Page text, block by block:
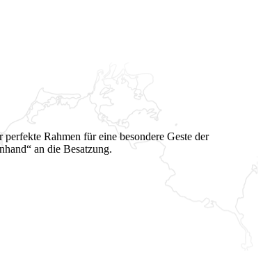
Rahmen für eine besondere Geste der
an die Besatzung.